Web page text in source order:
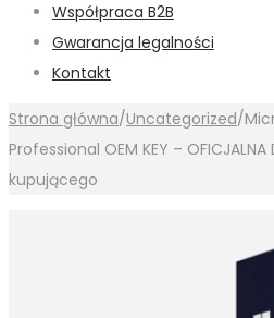
Współpraca B2B
Gwarancja legalności
Kontakt
Strona główna/Uncategorized/
Professional OEM KEY –
kupującego